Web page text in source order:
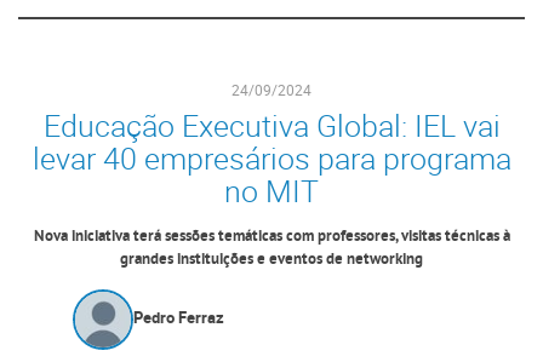
24/09/2024
Educação Executiva Global: IEL vai
levar 40 empresários para programa
no MIT
Nova iniciativa terá sessões temáticas com professores, visitas técnicas à
grandes instituições e eventos de networking
Pedro Ferraz